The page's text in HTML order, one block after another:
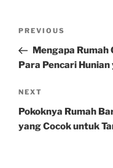
Previous
Post
PREVIOUS
Mengapa Rumah
Para Pencari
Next
Post
NEXT
Pokoknya Rumah
yang Cocok untuk